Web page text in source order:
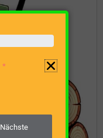
Nächste